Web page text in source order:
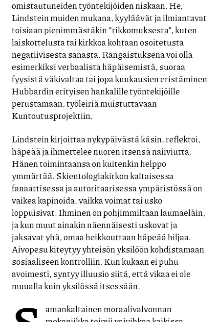
omistautuneiden työntekijöiden niskaan. He,
Lindstein muiden mukana, kyyläävät ja ilmiantavat
toisiaan pienimmästäkin ”rikkomuksesta”, kuten
laiskottelusta tai kirkkoa kohtaan osoitetusta
negatiivisesta sanasta. Rangaistuksena voi olla
esimerkiksi verbaalista häpäisemistä, suoraa
fyysistä väkivaltaa tai jopa kuukausien eristäminen
Hubbardin erityisen hankalille työntekijöille
perustamaan, työleiriä muistuttavaan
Kuntoutusprojektiin.
Lindstein kirjoittaa nykypäivästä käsin, reflektoi,
häpeää ja ihmettelee nuoren itsensä naiiviutta.
Hänen toimintaansa on kuitenkin helppo
ymmärtää. Skientologiakirkon kaltaisessa
fanaattisessa ja autoritaarisessa ympäristössä on
vaikea kapinoida, vaikka voimat tai usko
loppuisivat. Ihminen on pohjimmiltaan laumaeläin,
ja kun muut ainakin näennäisesti uskovat ja
jaksavat yhä, omaa heikkouttaan häpeää hiljaa.
Aivopesu kiteytyy yhteisön yksilöön kohdistamaan
sosiaaliseen kontrolliin. Kun kukaan ei puhu
avoimesti, syntyy illuusio siitä, että vikaa ei ole
muualla kuin yksilössä itsessään.
amankaltainen moraalivalvonnan